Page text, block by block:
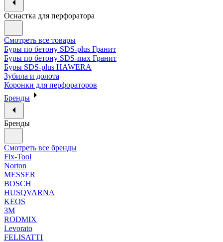
Оснастка для перфоратора
Смотреть все товары
Буры по бетону SDS-plus Гранит
Буры по бетону SDS-max Гранит
Буры SDS-plus HAWERA
Зубила и долота
Коронки для перфораторов
Бренды
Бренды
Смотреть все бренды
Fix-Tool
Norton
MESSER
BOSCH
HUSQVARNA
KEOS
3М
RODMIX
Levorato
FELISATTI